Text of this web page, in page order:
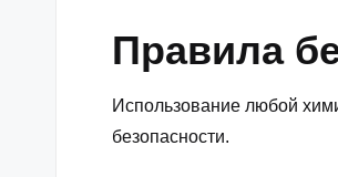
Правила
Использование любой
безопасности.